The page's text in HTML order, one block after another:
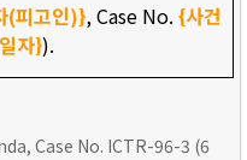
(피고인)}, Case No. {사건
자}).
Case No. ICTR-96-3 (6